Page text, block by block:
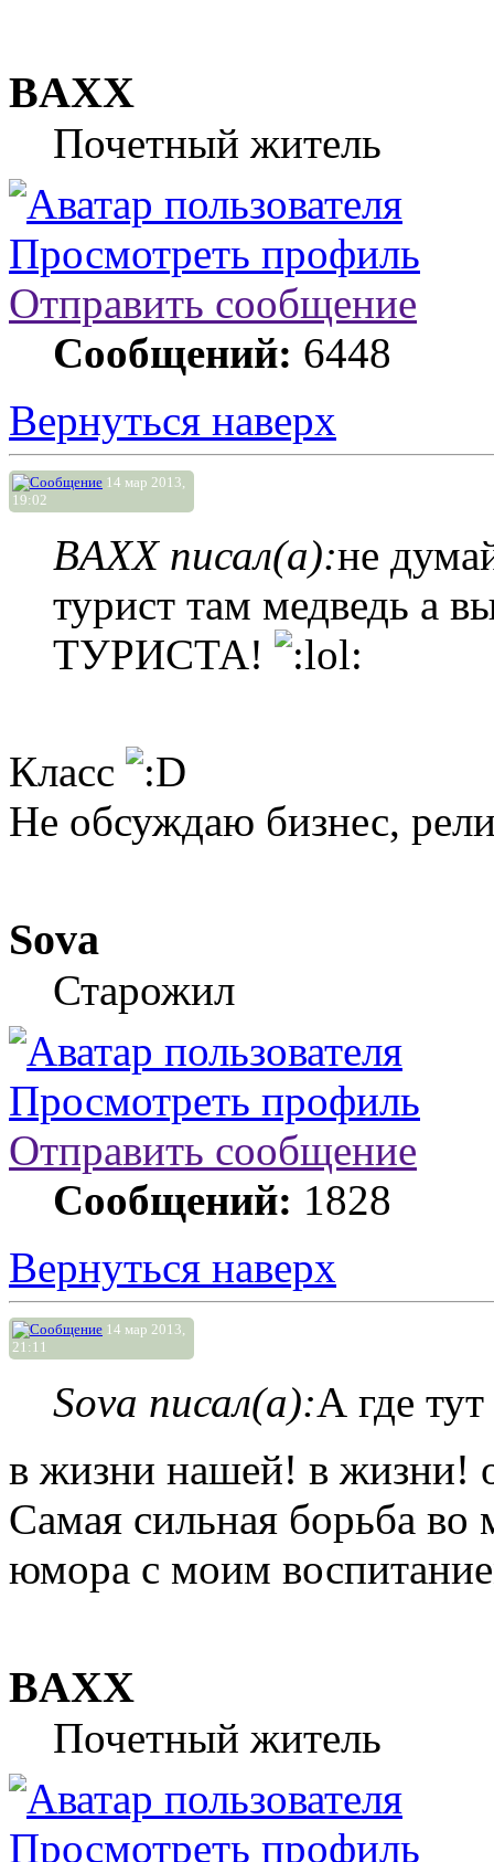
BAXX
Почетный житель
Просмотреть профиль
Отправить сообщение
Сообщений: 6448
Вернуться наверх
14 мар 2013,
19:02
BAXX писал(а):не
турист там медведь а
ТУРИСТА!
Класс
Не обсуждаю бизнес,
Sova
Старожил
Просмотреть профиль
Отправить сообщение
Сообщений: 1828
Вернуться наверх
14 мар 2013,
21:11
Sova писал(а):А где
в жизни нашей! в жизни!
Самая сильная борьба во
юмора с моим
BAXX
Почетный житель
Просмотреть профиль